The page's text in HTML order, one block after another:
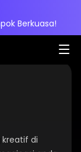
Berkuasa!
kreatif di